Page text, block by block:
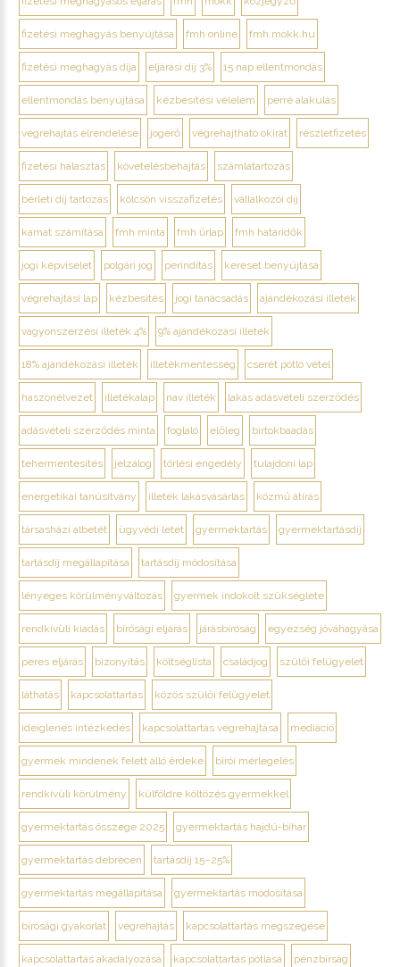
fizetési meghagyás benyújtása fmh online fmh.mokk.hu
fizetési meghagyás díja eljárási díj 3% 15 nap ellentmondás
ellentmondás benyújtása kézbesítési vélelem perré alakulás
végrehajtás elrendelése jogerő végrehajtható okirat részletfizetés
fizetési halasztás követelésbehajtás számlatartozás
bérleti díj tartozás kölcsön visszafizetés vállalkozói díj
kamat számítása fmh minta fmh űrlap fmh határidők
jogi képviselet polgári jog perindítás kereset benyújtása
végrehajtási lap kézbesítés jogi tanácsadás ajándékozási illeték
vagyonszerzési illeték 4% 9% ajándékozási illeték
18% ajándékozási illeték illetékmentesség cserét pótló vétel
haszonélvezet illetékalap nav illeték lakás adásvételi szerződés
adásvételi szerződés minta foglaló előleg birtokbaadás
tehermentesítés jelzálog törlési engedély tulajdoni lap
energetikai tanúsítvány illeték lakásvásárlás közmű átírás
társasházi albetét ügyvédi letét gyermektartás gyermektartásdíj
tartásdíj megállapítása tartásdíj módosítása
lényeges körülményváltozás gyermek indokolt szükséglete
rendkívüli kiadás bírósági eljárás járásbíróság egyezség jóváhagyása
peres eljárás bizonyítás költséglista családjog szülői felügyelet
láthatás kapcsolattartás közös szülői felügyelet
ideiglenes intézkedés kapcsolattartás végrehajtása mediáció
gyermek mindenek felett álló érdeke bírói mérlegelés
rendkívüli körülmény külföldre költözés gyermekkel
gyermektartás összege 2025 gyermektartás hajdú-bihar
gyermektartás debrecen tartásdíj 15–25%
gyermektartás megállapítása gyermektartás módosítása
bírósági gyakorlat végrehajtás kapcsolattartás megszegése
kapcsolattartás akadályozása kapcsolattartás pótlása pénzbírság